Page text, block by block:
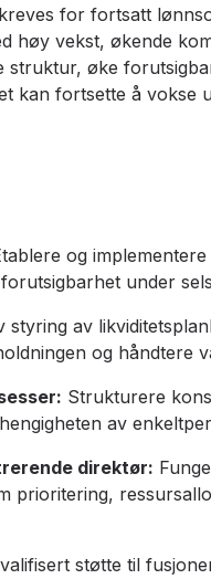
for fortsatt
høy vekst, økende
struktur, øke
kan fortsette å vokse
og
under
styring av
og håndtere
Strukturere
av
direktør:
prioritering,
støtte til